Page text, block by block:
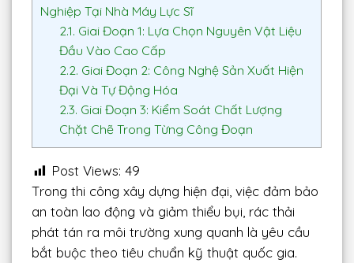
Nghiệp Tại Nhà Máy Lực Sĩ
2.1. Giai Đoạn 1: Lựa Chọn Nguyên Vật Liệu
Đầu Vào Cao Cấp
2.2. Giai Đoạn 2: Công Nghệ Sản Xuất Hiện
Đại Và Tự Động Hóa
2.3. Giai Đoạn 3: Kiểm Soát Chất Lượng
Chặt Chẽ Trong Từng Công Đoạn
Post Views: 49
Trong thi công xây dựng hiện đại, việc đảm bảo
an toàn lao động và giảm thiểu bụi, rác thải
phát tán ra môi trường xung quanh là yêu cầu
bắt buộc theo tiêu chuẩn kỹ thuật quốc gia.